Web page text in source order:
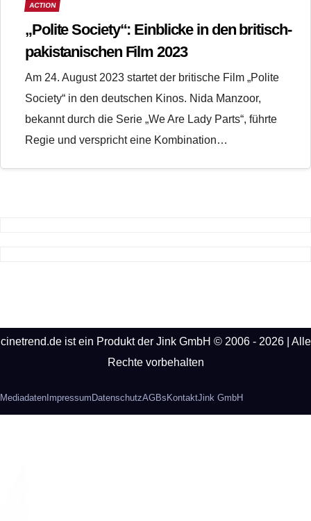
ACTION
„Polite Society“: Einblicke in den britisch-
pakistanischen Film 2023
Am 24. August 2023 startet der britische Film „Polite
Society“ in den deutschen Kinos. Nida Manzoor,
bekannt durch die Serie „We Are Lady Parts“, führte
Regie und verspricht eine Kombination…
cinetrend.de ist ein Produkt der Jink GmbH © 2006 - 2026 | Alle
Rechte vorbehalten
MediadatenImpressumDatenschutzAGBsKontaktJink GmbH